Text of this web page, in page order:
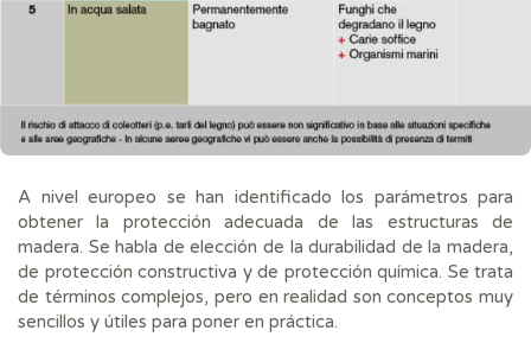
A nivel europeo se han identificado los parámetros para
obtener la protección adecuada de las estructuras de
madera. Se habla de elección de la durabilidad de la madera,
de protección constructiva y de protección química. Se trata
de términos complejos, pero en realidad son conceptos muy
sencillos y útiles para poner en práctica.